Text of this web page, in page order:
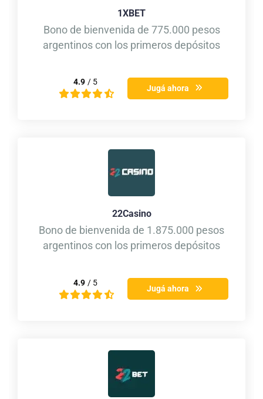
1XBET
Bono de bienvenida de 775.000 pesos
argentinos con los primeros depósitos
4.9 / 5
Jugá ahora
22Casino
Bono de bienvenida de 1.875.000 pesos
argentinos con los primeros depósitos
4.9 / 5
Jugá ahora